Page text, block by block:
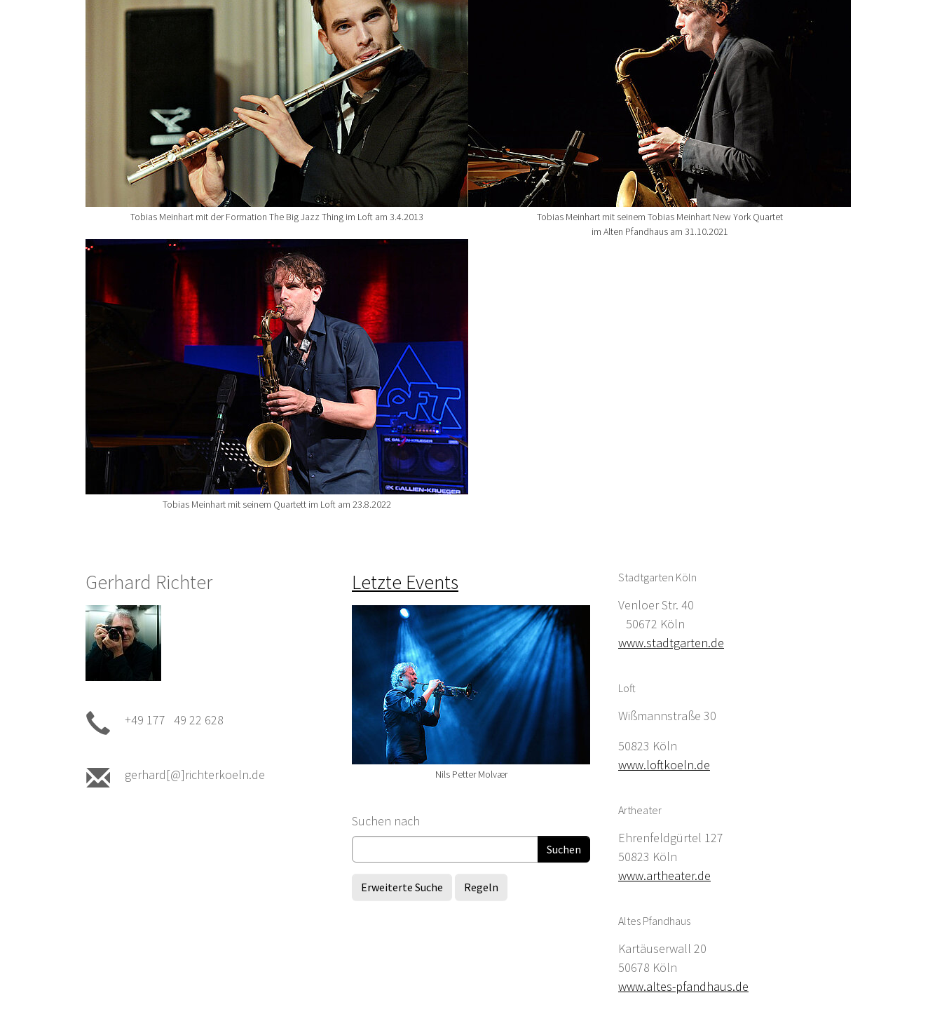
Tobias Meinhart mit der Formation The Big Jazz Thing im Loft am 3.4.2013
Tobias Meinhart mit seinem Tobias Meinhart New York Quartet
im Alten Pfandhaus am 31.10.2021
Show larger version for:
Tobias Meinhart mit seinem Quartett im Loft am 23.8.2022
Gerhard Richter
+49 177 49 22 628
gerhard[@]richterkoeln.de
Letzte Events
Nils Petter Molvær
Suchformular
Suchen nach
Erweiterte Suche Regeln
Stadtgarten Köln
Venloer Str. 40
50672 Köln
www.stadtgarten.de
Loft
Wißmannstraße 30
50823 Köln
www.loftkoeln.de
Artheater
Ehrenfeldgürtel 127
50823 Köln
www.artheater.de
Altes Pfandhaus
Kartäuserwall 20
50678 Köln
www.altes-pfandhaus.de